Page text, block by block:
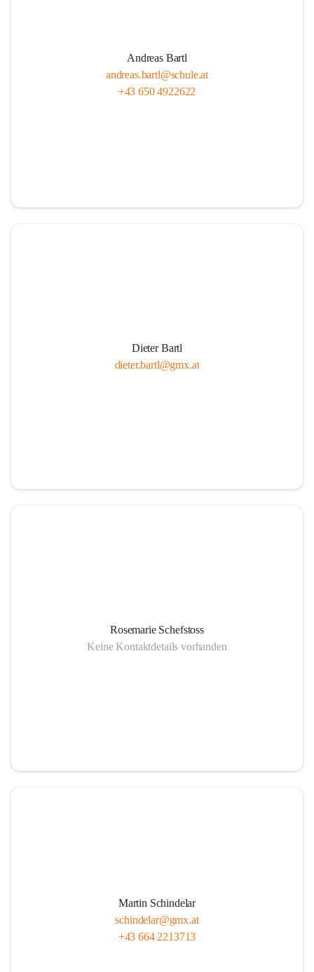
Andreas Bartl
andreas.bartl@schule.at
+43 650 4922622
Dieter Bartl
dieter.bartl@gmx.at
Rosemarie Schefstoss
Keine Kontaktdetails vorhanden
Martin Schindelar
schindelar@gmx.at
+43 664 2213713